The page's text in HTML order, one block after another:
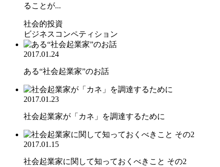
ることが...
社会的投資
ビジネスコンペティション
2017.01.24
ある“社会起業家”のお話
2017.01.23
社会起業家が「カネ」を調達するために
2017.01.15
社会起業家に関して知っておくべきこと その2